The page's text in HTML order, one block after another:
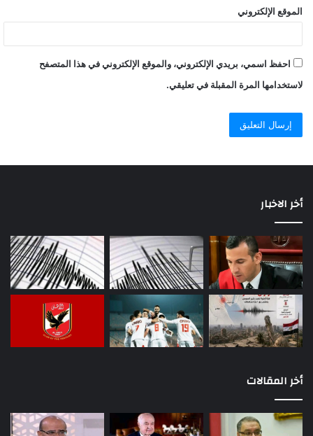
الموقع الإلكتروني
احفظ اسمي، بريدي الإلكتروني، والموقع الإلكتروني في هذا المتصفح
لاستخدامها المرة المقبلة في تعليقي.
أخر الاخبار
أخر المقالات